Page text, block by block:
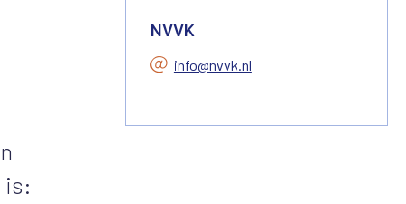
is:
NVVK
info@nvvk.nl